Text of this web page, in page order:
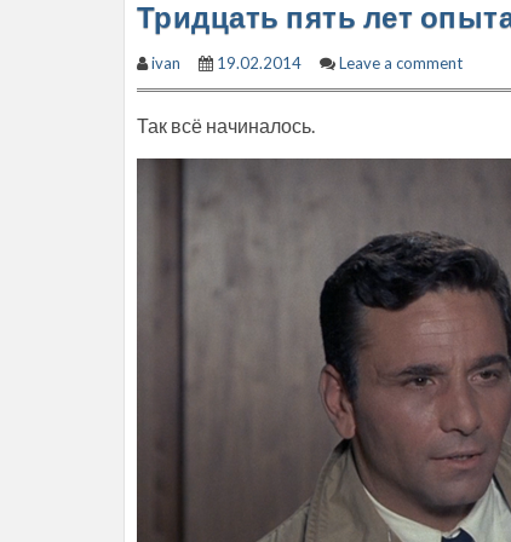
Тридцать пять лет
ivan 19.02.2014 Leave a comment
Так всё начиналось.